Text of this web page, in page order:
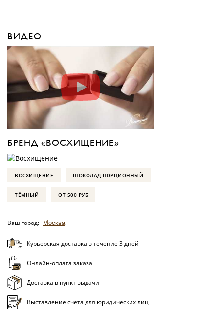
ВИДЕО
БРЕНД «ВОСХИЩЕНИЕ»
ВОСХИЩЕНИЕ ШОКОЛАД ПОРЦИОННЫЙ
ТЁМНЫЙ ОТ 500 РУБ
Ваш город: Москва
Курьерская доставка в течение 3 дней
Онлайн-оплата заказа
Доставка в пункт выдачи
Выставление счета для юридических лиц